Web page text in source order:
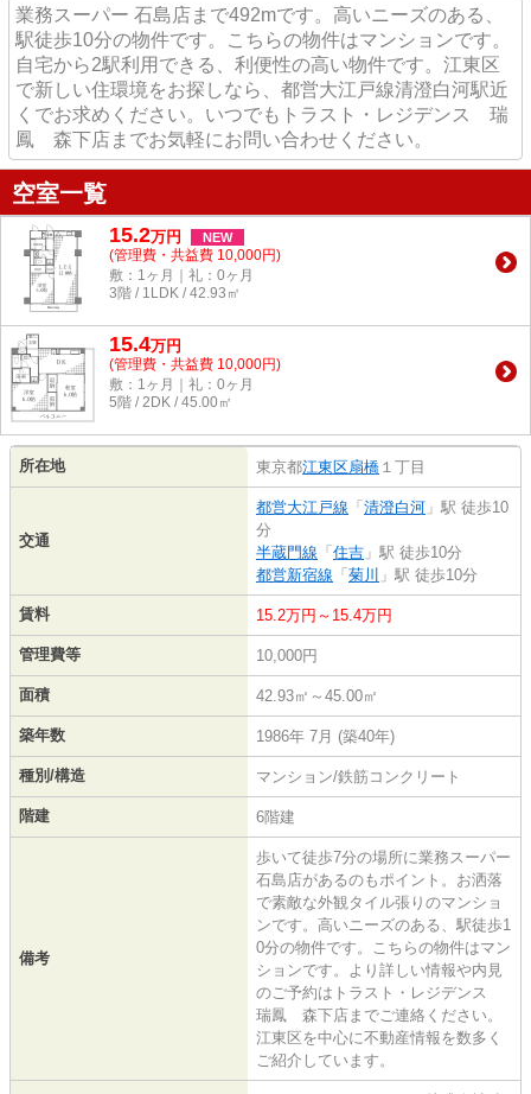
業務スーパー 石島店まで492mです。高いニーズのある、
駅徒歩10分の物件です。こちらの物件はマンションです。
自宅から2駅利用できる、利便性の高い物件です。江東区
で新しい住環境をお探しなら、都営大江戸線清澄白河駅近
くでお求めください。いつでもトラスト・レジデンス 瑞
鳳 森下店までお気軽にお問い合わせください。
空室一覧
15.2万円 NEW
(管理費・共益費 10,000円)
敷：1ヶ月｜礼：0ヶ月
3階 / 1LDK / 42.93㎡
15.4万円
(管理費・共益費 10,000円)
敷：1ヶ月｜礼：0ヶ月
5階 / 2DK / 45.00㎡
所在地 東京都江東区扇橋 １丁目
交通
都営大江戸線 「 清澄白河 」駅 徒歩10
分
半蔵門線 「 住吉 」駅 徒歩10分
都営新宿線 「 菊川 」駅 徒歩10分
賃料 15.2万円～15.4万円
管理費等 10,000円
面積 42.93㎡～45.00㎡
築年数 1986年 7月 (築40年)
種別/構造 マンション/鉄筋コンクリート
階建 6階建
備考
歩いて徒歩7分の場所に業務スーパー
石島店があるのもポイント。お洒落
で素敵な外観タイル張りのマンショ
ンです。高いニーズのある、駅徒歩1
0分の物件です。こちらの物件はマン
ションです。より詳しい情報や内見
のご予約はトラスト・レジデンス
瑞鳳 森下店までご連絡ください。
江東区を中心に不動産情報を数多く
ご紹介しています。